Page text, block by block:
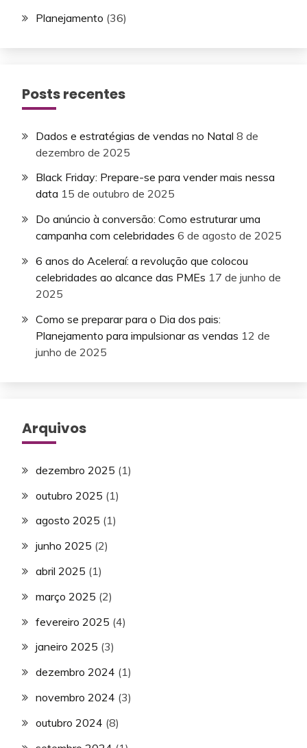
Planejamento (36)
Posts recentes
Dados e estratégias de vendas no Natal 8 de
dezembro de 2025
Black Friday: Prepare-se para vender mais nessa
data 15 de outubro de 2025
Do anúncio à conversão: Como estruturar uma
campanha com celebridades 6 de agosto de 2025
6 anos do Aceleraí: a revolução que colocou
celebridades ao alcance das PMEs 17 de junho de
2025
Como se preparar para o Dia dos pais:
Planejamento para impulsionar as vendas 12 de
junho de 2025
Arquivos
dezembro 2025 (1)
outubro 2025 (1)
agosto 2025 (1)
junho 2025 (2)
abril 2025 (1)
março 2025 (2)
fevereiro 2025 (4)
janeiro 2025 (3)
dezembro 2024 (1)
novembro 2024 (3)
outubro 2024 (8)